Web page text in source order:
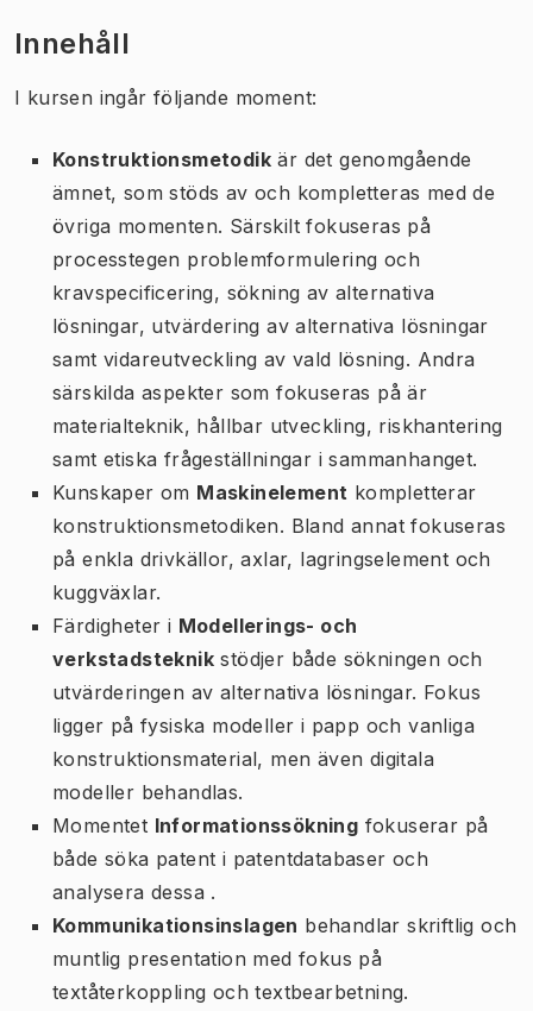
Innehåll
I kursen ingår följande moment:
Konstruktionsmetodik är det genomgående
ämnet, som stöds av och kompletteras med de
övriga momenten. Särskilt fokuseras på
processtegen problemformulering och
kravspecificering, sökning av alternativa
lösningar, utvärdering av alternativa lösningar
samt vidareutveckling av vald lösning. Andra
särskilda aspekter som fokuseras på är
materialteknik, hållbar utveckling, riskhantering
samt etiska frågeställningar i sammanhanget.
Kunskaper om Maskinelement kompletterar
konstruktionsmetodiken. Bland annat fokuseras
på enkla drivkällor, axlar, lagringselement och
kuggväxlar.
Färdigheter i Modellerings- och
verkstadsteknik stödjer både sökningen och
utvärderingen av alternativa lösningar. Fokus
ligger på fysiska modeller i papp och vanliga
konstruktionsmaterial, men även digitala
modeller behandlas.
Momentet Informationssökning fokuserar på
både söka patent i patentdatabaser och
analysera dessa .
Kommunikationsinslagen behandlar skriftlig och
muntlig presentation med fokus på
textåterkoppling och textbearbetning.